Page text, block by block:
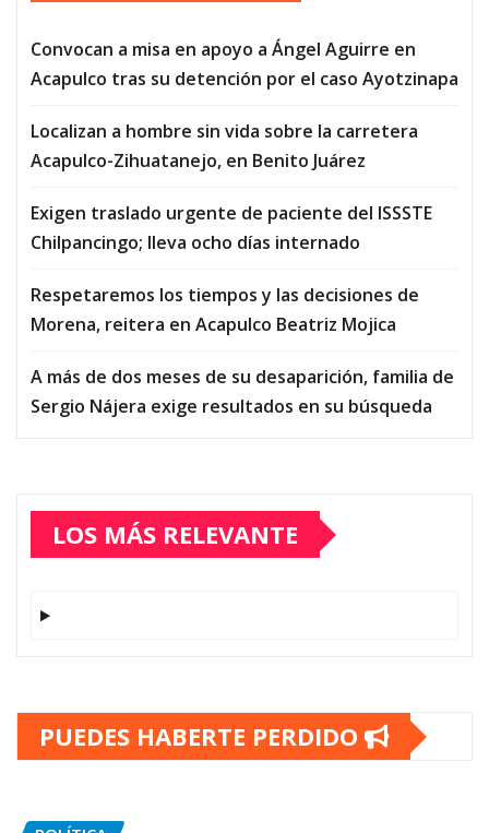
Convocan a misa en apoyo a Ángel Aguirre en
Acapulco tras su detención por el caso Ayotzinapa
Localizan a hombre sin vida sobre la carretera
Acapulco-Zihuatanejo, en Benito Juárez
Exigen traslado urgente de paciente del ISSSTE
Chilpancingo; lleva ocho días internado
Respetaremos los tiempos y las decisiones de
Morena, reitera en Acapulco Beatriz Mojica
A más de dos meses de su desaparición, familia de
Sergio Nájera exige resultados en su búsqueda
LOS MÁS RELEVANTE
PUEDES HABERTE PERDIDO